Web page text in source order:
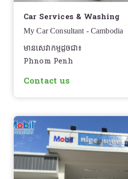
Car Services & Washing
My Car Consultant - Cambodia
មានសេវាកម្មដូចជា៖
- ជួសជុលទូទៅ
-តោនបាញ់ថ្នាំ
-ជួសជុលម៉ាសុីន ប្រអប់លេខ
-ជួសជុលអាគុយហាយប្រ៊ីជ
-សេវាជំនួយតាមដងផ្លូវ
Phnom Penh
Contact us